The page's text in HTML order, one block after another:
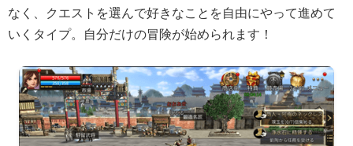
なく、クエストを選んで好きなことを自由にやって進めて
いくタイプ。自分だけの冒険が始められます！